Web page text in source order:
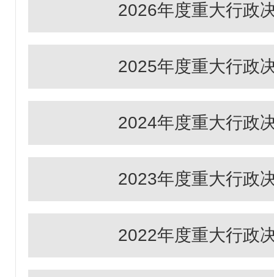
2026年度重大行政
2025年度重大行政
2024年度重大行政
2023年度重大行政
2022年度重大行政